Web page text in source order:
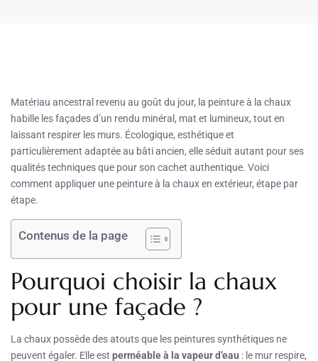
Matériau ancestral revenu au goût du jour, la peinture à la chaux
habille les façades d’un rendu minéral, mat et lumineux, tout en
laissant respirer les murs. Écologique, esthétique et
particulièrement adaptée au bâti ancien, elle séduit autant pour ses
qualités techniques que pour son cachet authentique. Voici
comment appliquer une peinture à la chaux en extérieur, étape par
étape.
Contenus de la page
Pourquoi choisir la chaux
pour une façade ?
La chaux possède des atouts que les peintures synthétiques ne
peuvent égaler. Elle est perméable à la vapeur d’eau : le mur respire,